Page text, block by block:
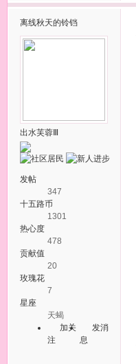
离线秋天的铃铛
出水芙蓉Ⅲ
发帖
347
十五路币
1301
热心度
478
贡献值
20
玫瑰花
7
星座
天蝎
加关
注
发消
息